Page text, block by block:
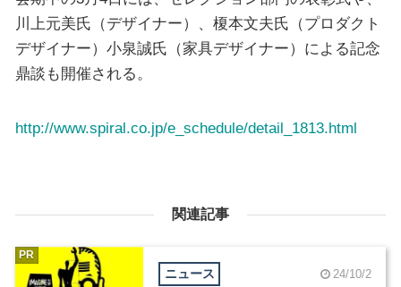
川上元美氏（デザイナー）、榎本文夫氏（プロダクト
デザイナー）小泉誠氏（家具デザイナー）による記念
鼎談も開催される。
http://www.spiral.co.jp/e_schedule/detail_1813.html
関連記事
ニュース 24/10/2
PR